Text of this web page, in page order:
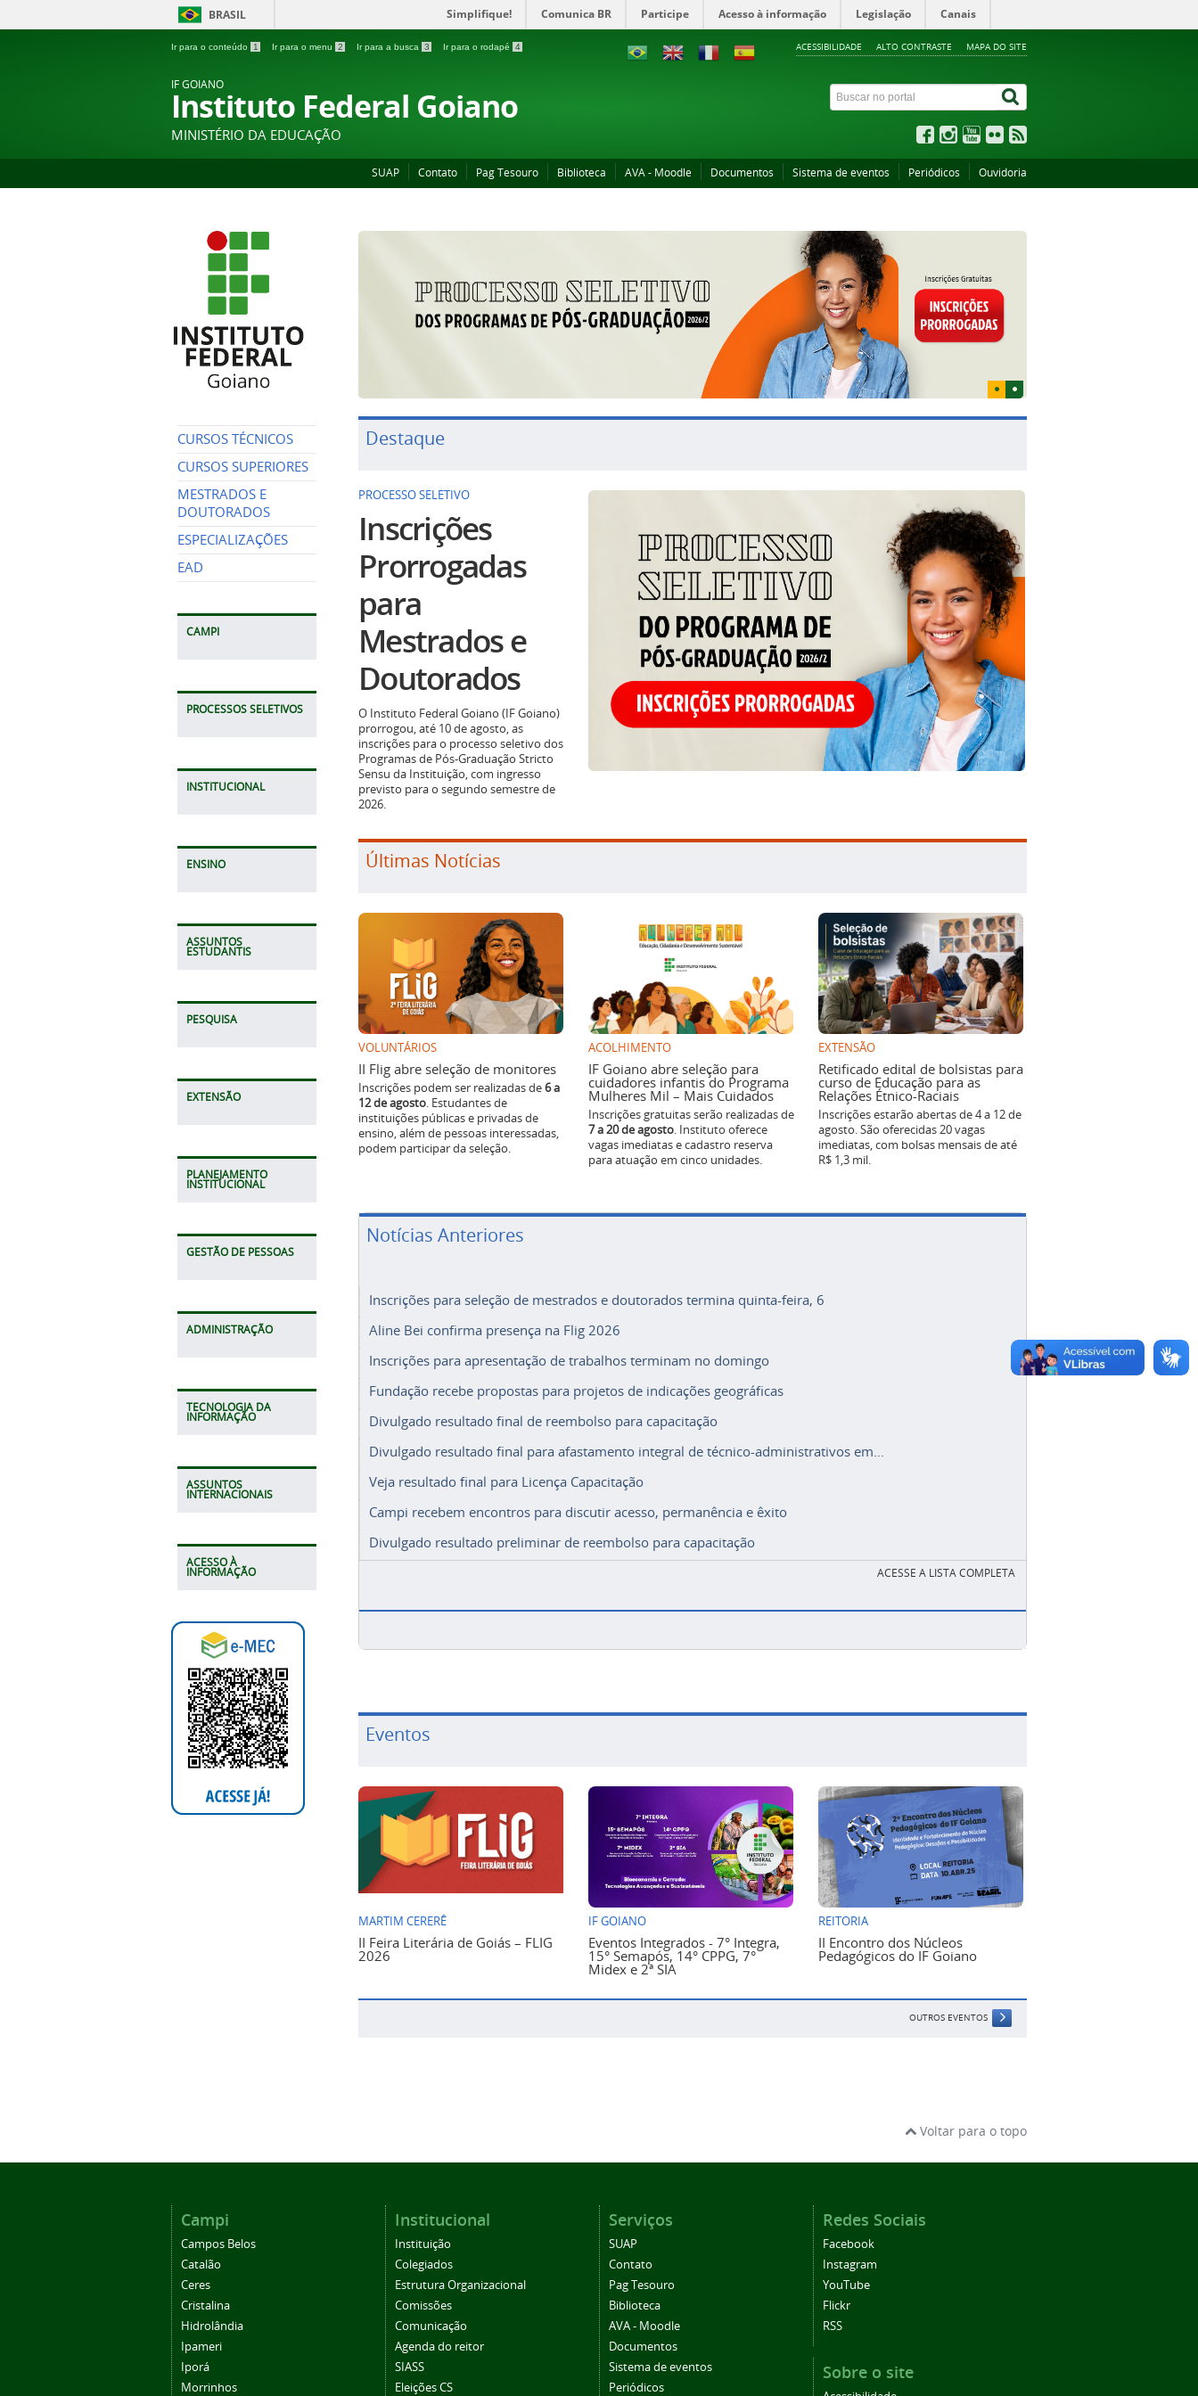
BRASIL Simplifique! Comunica BR Participe Acesso à informação Legislação Canais
Ir para o conteúdo 1 Ir para o menu 2 Ir para a busca 3 Ir para o rodapé 4 ACESSIBILIDADE ALTO CONTRASTE MAPA DO SITE
IF GOIANO
Instituto Federal Goiano
MINISTÉRIO DA EDUCAÇÃO
SUAP Contato Pag Tesouro Biblioteca AVA - Moodle Documentos Sistema de eventos Periódicos Ouvidoria
CURSOS TÉCNICOS
CURSOS SUPERIORES
MESTRADOS E
DOUTORADOS
ESPECIALIZAÇÕES
EAD
CAMPI
PROCESSOS SELETIVOS
INSTITUCIONAL
ENSINO
ASSUNTOS
ESTUDANTIS
PESQUISA
EXTENSÃO
PLANEJAMENTO
INSTITUCIONAL
GESTÃO DE PESSOAS
ADMINISTRAÇÃO
TECNOLOGIA DA
INFORMAÇÃO
ASSUNTOS
INTERNACIONAIS
ACESSO À
INFORMAÇÃO
Destaque
PROCESSO SELETIVO
Inscrições
Prorrogadas
para
Mestrados e
Doutorados
O Instituto Federal Goiano (IF Goiano)
prorrogou, até 10 de agosto, as
inscrições para o processo seletivo dos
Programas de Pós-Graduação Stricto
Sensu da Instituição, com ingresso
previsto para o segundo semestre de
2026.
Últimas Notícias
VOLUNTÁRIOS
II Flig abre seleção de monitores
Inscrições podem ser realizadas de6 a
12 de agosto. Estudantes de
instituições públicas e privadas de
ensino, além de pessoas interessadas,
podem participar da seleção.
ACOLHIMENTO
IF Goiano abre seleção para
cuidadores infantis do Programa
Mulheres Mil – Mais Cuidados
Inscrições gratuitas serão realizadas de
7 a 20 de agosto. Instituto oferece
vagas imediatas e cadastro reserva
para atuação em cinco unidades.
EXTENSÃO
Retificado edital de bolsistas para
curso de Educação para as
Relações Étnico-Raciais
Inscrições estarão abertas de 4 a 12 de
agosto. São oferecidas 20 vagas
imediatas, com bolsas mensais de até
R$ 1,3 mil.
Notícias Anteriores
Inscrições para seleção de mestrados e doutorados termina quinta-feira, 6
Aline Bei confirma presença na Flig 2026
Inscrições para apresentação de trabalhos terminam no domingo
Fundação recebe propostas para projetos de indicações geográficas
Divulgado resultado final de reembolso para capacitação
Divulgado resultado final para afastamento integral de técnico-administrativos em...
Veja resultado final para Licença Capacitação
Campi recebem encontros para discutir acesso, permanência e êxito
Divulgado resultado preliminar de reembolso para capacitação
ACESSE A LISTA COMPLETA
Eventos
MARTIM CERERÊ
II Feira Literária de Goiás – FLIG
2026
IF GOIANO
Eventos Integrados - 7° Integra,
15° Semapós, 14° CPPG, 7°
Midex e 2ª SIA
REITORIA
II Encontro dos Núcleos
Pedagógicos do IF Goiano
OUTROS EVENTOS
Voltar para o topo
Campi
Campos Belos
Catalão
Ceres
Cristalina
Hidrolândia
Ipameri
Iporá
Morrinhos
Institucional
Instituição
Colegiados
Estrutura Organizacional
Comissões
Comunicação
Agenda do reitor
SIASS
Eleições CS
Serviços
SUAP
Contato
Pag Tesouro
Biblioteca
AVA - Moodle
Documentos
Sistema de eventos
Periódicos
Redes Sociais
Facebook
Instagram
YouTube
Flickr
RSS
Sobre o site